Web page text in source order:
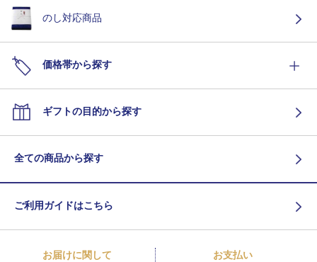
のし対応商品
価格帯から探す
ギフトの目的から探す
全ての商品から探す
ご利用ガイドはこちら
お届けに関して お支払い